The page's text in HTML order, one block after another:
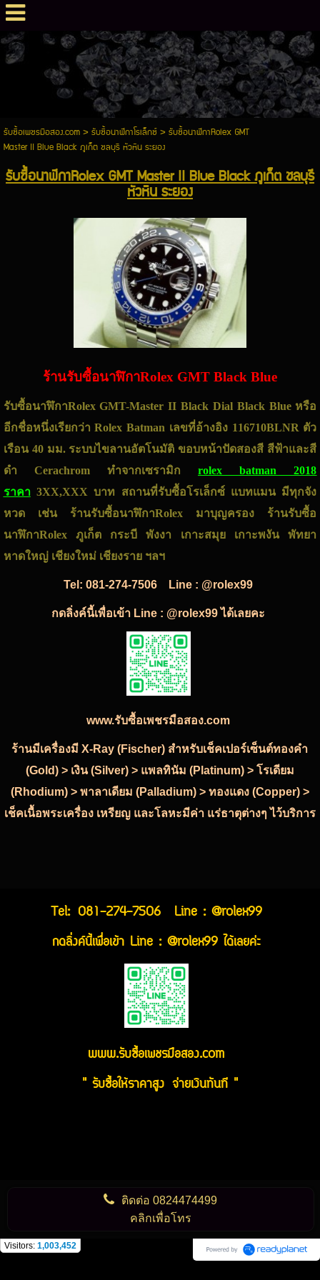
รับซื้อเพชรมือสอง.com> รับซื้อนาฬิกาโรเล็กซ์> รับซื้อนาฬิกาRolex GMT
Master II Blue Black ภูเก็ต ชลบุรี หัวหิน ระยอง
รับซื้อนาฬิกาRolex GMT Master II Blue Black ภูเก็ต ชลบุรี
หัวหิน ระยอง
ร้านรับซื้อนาฬิกาRolex GMT Black Blue
รับซื้อนาฬิกาRolex GMT-Master II Black Dial Black Blue หรือ
อีกชื่อหนึ่งเรียกว่า Rolex Batman เลขที่อ้างอิง 116710BLNR ตัว
เรือน 40 มม. ระบบไขลานอัตโนมัติ ขอบหน้าปัดสองสี สีฟ้าและสี
ดำ Cerachrom ทำจากเซรามิกrolex batman 2018
ราคา3XX,XXX บาท สถานที่รับซื้อโรเล็กซ์ แบทแมน มีทุกจัง
หวด เช่น ร้านรับซื้อนาฬิกาRolex มาบุญครอง ร้านรับซื้อ
นาฬิกาRolex ภูเก็ต กระบี พังงา เกาะสมุย เกาะพงัน พัทยา
หาดใหญ่ เชียงใหม่ เชียงราย ฯลฯ
Tel:081-274-7506 Line : @rolex99
กดลิ่งค์นี้เพื่อเข้า Line : @rolex99 ได้เลยคะ
www.รับซื้อเพชรมือสอง.com
ร้านมีเครื่องมี X-Ray (Fischer) สำหรับเช็คเปอร์เซ็นต์ทองคำ
(Gold) > เงิน (Silver) > แพลทินัม (Platinum) > โรเดียม
(Rhodium) > พาลาเดียม (Palladium) > ทองแดง (Copper) >
เช็คเนื้อพระเครื่อง เหรียญ และโลหะมีค่า แร่ธาตุต่างๆ ไว้บริการ
Tel: 081-274-7506
Line : @rolex99
กดลิ่งค์นี้เพื่อเข้า Line : @rolex99 ได้เลยค่ะ
www.รับซื้อเพชรมือสอง.com
" รับซื้อให้ราคาสูง จ่ายเงินทันที "
ติดต่อ0824474499
คลิกเพื่อโทร
Visitors: 1,003,452